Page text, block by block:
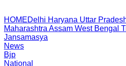
HOMEDelhi Haryana Uttar
Maharashtra Assam West Bengal
Jansamasya
News
Bjp
National